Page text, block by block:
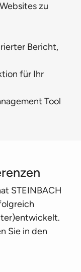
zu
Bericht,
für Ihr
Tool
STEINBACH
Sie in den